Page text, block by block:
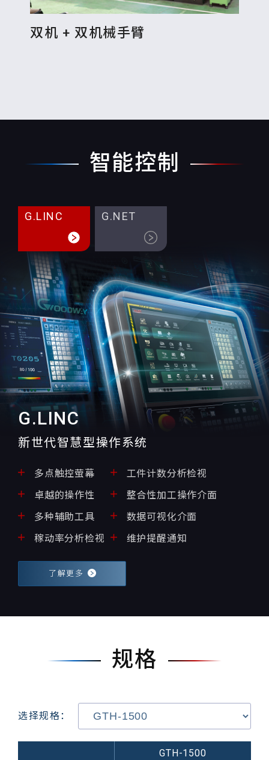
双机 + 双机械手臂
智能控制
G.LINC G.NET
G.LINC
新世代智慧型操作系统
多点触控萤幕
卓越的操作性
多种辅助工具
稼动率分析检视
工件计数分析检视
整合性加工操作介面
数据可视化介面
维护提醒通知
了解更多
规格
选择规格：
GTH-1500